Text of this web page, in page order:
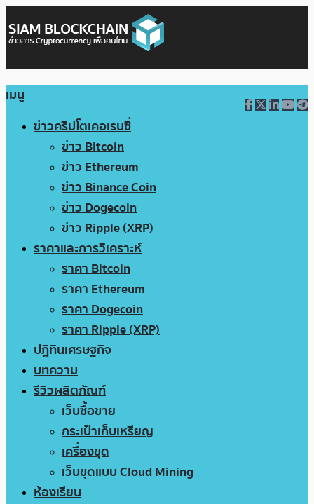
เมนู
ข่าวคริปโตเคอเรนซี่
ข่าว Bitcoin
ข่าว Ethereum
ข่าว Binance Coin
ข่าว Dogecoin
ข่าว Ripple (XRP)
ราคาและการวิเคราะห์
ราคา Bitcoin
ราคา Ethereum
ราคา Dogecoin
ราคา Ripple (XRP)
ปฏิทินเศรษฐกิจ
บทความ
รีวิวผลิตภัณฑ์
เว็บซื้อขาย
กระเป๋าเก็บเหรียญ
เครื่องขุด
เว็บขุดแบบ Cloud Mining
ห้องเรียน